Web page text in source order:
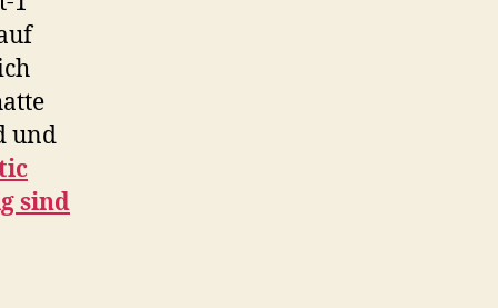
und
sind